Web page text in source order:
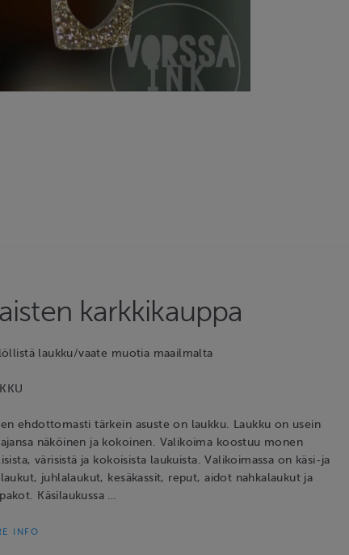
karkkikauppa
laukku/vaate muotia maailmalta
ehdottomasti tärkein asuste on laukku. Laukku on usein
näköinen ja kokoinen. Valikoima koostuu monen
värisistä ja kokoisista laukuista. Valikoimassa on käsi-ja
juhlalaukut, kesäkassit, reput, aidot nahkalaukut ja
Käsilaukussa …
INFO